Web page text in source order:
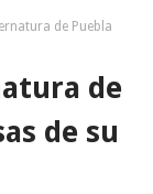
de Puebla
de
de su